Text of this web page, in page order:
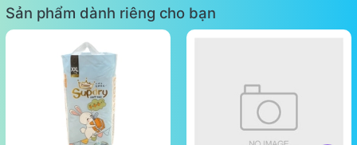
Sản phẩm dành riêng cho bạn